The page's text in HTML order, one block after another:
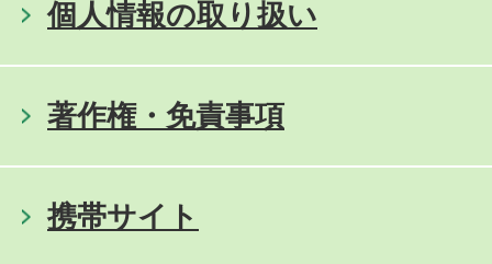
個人情報の取り扱い
著作権・免責事項
携帯サイト